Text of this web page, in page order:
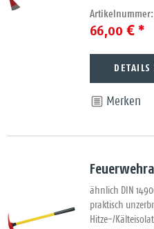
Artikelnummer:
66,00 € *
DETAILS
Merken
ähnlich DIN
praktisch
Hitze-/